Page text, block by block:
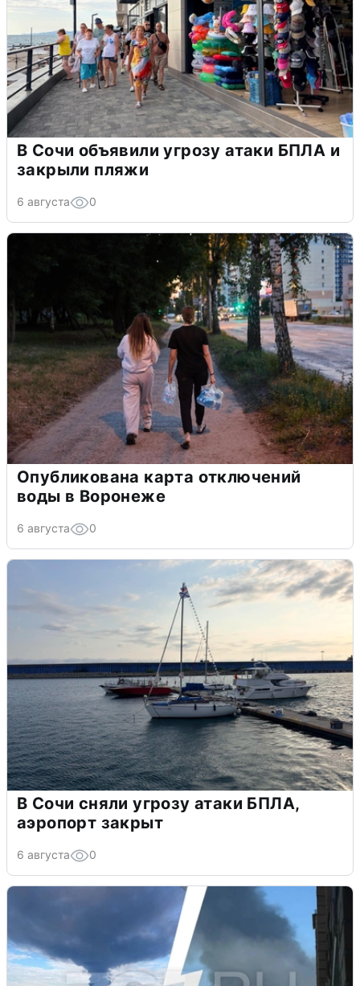
В Сочи объявили угрозу атаки БПЛА и
закрыли пляжи
6 августа 0
Опубликована карта отключений
воды в Воронеже
6 августа 0
В Сочи сняли угрозу атаки БПЛА,
аэропорт закрыт
6 августа 0